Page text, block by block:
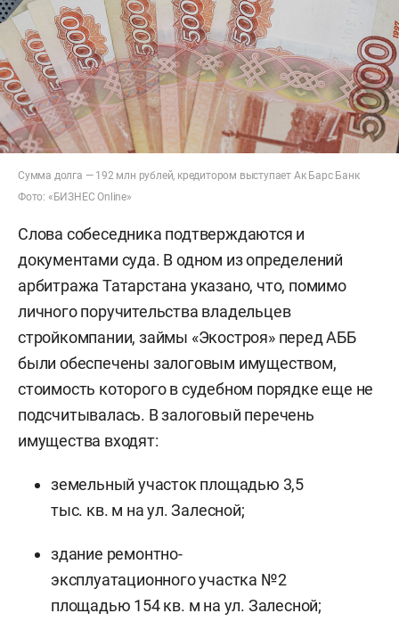
Сумма долга — 192 млн рублей, кредитором выступает Ак Барс Банк
Фото: «БИЗНЕС Online»
Слова собеседника подтверждаются и
документами суда. В одном из определений
арбитража Татарстана указано, что, помимо
личного поручительства владельцев
стройкомпании, займы «Экостроя» перед АББ
были обеспечены залоговым имуществом,
стоимость которого в судебном порядке еще не
подсчитывалась. В залоговый перечень
имущества входят:
земельный участок площадью 3,5
тыс. кв. м на ул. Залесной;
здание ремонтно-
эксплуатационного участка №2
площадью 154 кв. м на ул. Залесной;